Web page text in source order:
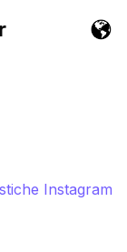
Instagram